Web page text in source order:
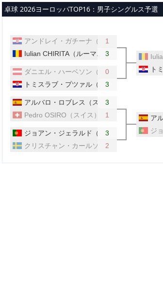
メインコンテンツへスキップ
卓球 2026ヨーロッパTOP16：男子シングルス予選
アンドレイ・ガチーナ（クロアチア）
1
Iulian CHIRITA（ルーマニア）
3
ダニエル・ハーベソン（オーストリア）
0
トミスラブ・プツァル（クロアチア）
3
アルバロ・ロブレス（スペイン）
3
Pedro OSIRO（スイス）
1
ジョアン・ジェラルド（ポルトガル）
3
クリスチャン・カールソン（スウェーデン）
2
ト
ア
ジ